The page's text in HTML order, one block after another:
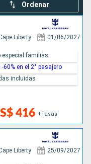
Ordenar
Liberty 01/06/2027
416 +Tasas
especial familias
60% en el 2° pasajero
incluidas
Liberty 25/09/2027